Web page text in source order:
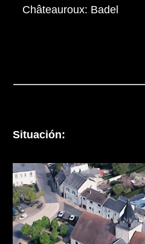
Châteauroux: Badel
Situación: